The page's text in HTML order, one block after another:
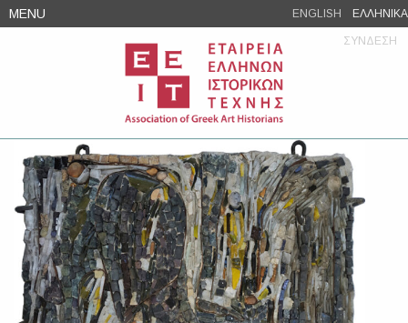
Skip
to
MENU ENGLISH ΕΛΛΗΝΙΚΑ
ΣΥΝΔΕΣΗ